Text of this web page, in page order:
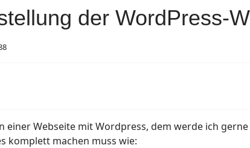
der WordPress-
Webseite mit Wordpress, dem werde ich
komplett machen muss wie: